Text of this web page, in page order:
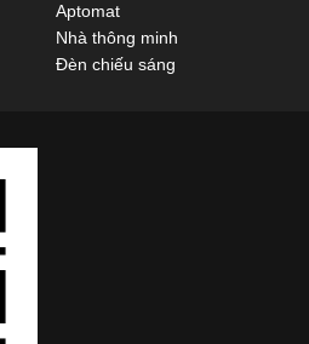
Aptomat
Nhà thông minh
Đèn chiếu sáng